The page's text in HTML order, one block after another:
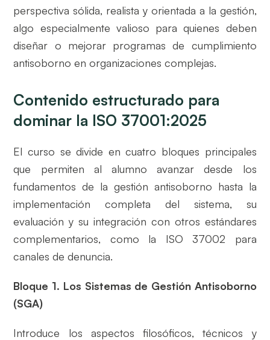
perspectiva sólida, realista y orientada a la gestión,
algo especialmente valioso para quienes deben
diseñar o mejorar programas de cumplimiento
antisoborno en organizaciones complejas.
Contenido estructurado para
dominar la ISO 37001:2025
El curso se divide en cuatro bloques principales
que permiten al alumno avanzar desde los
fundamentos de la gestión antisoborno hasta la
implementación completa del sistema, su
evaluación y su integración con otros estándares
complementarios, como la ISO 37002 para
canales de denuncia.
Bloque 1. Los Sistemas de Gestión Antisoborno
(SGA)
Introduce los aspectos filosóficos, técnicos y